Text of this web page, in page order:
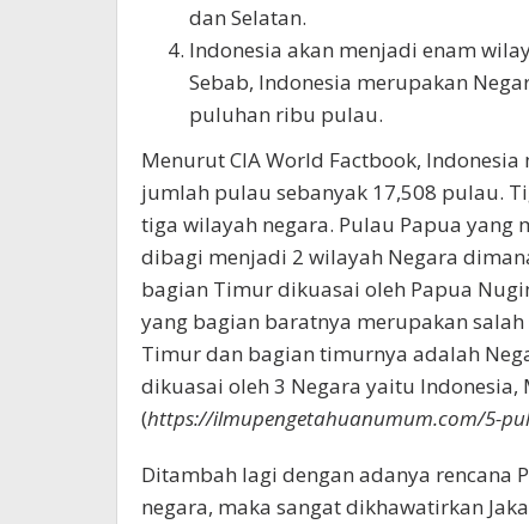
dan Selatan.
Indonesia akan menjadi enam
Sebab, Indonesia merupakan
puluhan ribu pulau.
Menurut CIA World Factbook,
jumlah pulau sebanyak 17,508 pulau.
tiga wilayah negara. Pulau Papua
dibagi menjadi 2 wilayah Negara
bagian Timur dikuasai oleh Papua
yang bagian baratnya merupakan
Timur dan bagian timurnya adalah
dikuasai oleh 3 Negara yaitu
(https://ilmupengetahuanumum.com/5-
Ditambah lagi dengan adanya rencana
negara, maka sangat dikhawatirkan